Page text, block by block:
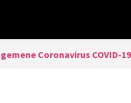
Coronavirus COVID-